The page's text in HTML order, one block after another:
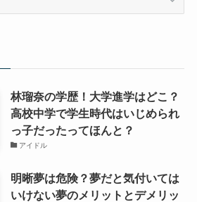
林瑠奈の学歴！大学進学はどこ？
高校中学で学生時代はいじめられ
っ子だったってほんと？
アイドル
明晰夢は危険？夢だと気付いては
いけない夢のメリットとデメリッ